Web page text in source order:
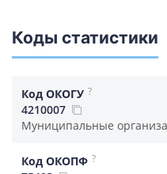
Коды статистики
Код ОКОГУ ?
4210007
Муниципальные
Код ОКОПФ ?